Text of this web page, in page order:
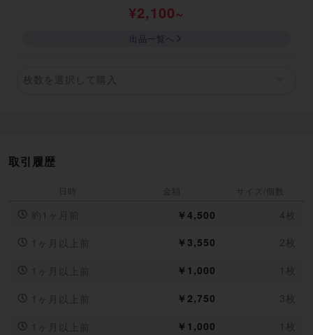
¥2,100~
出品一覧へ
枚数を選択して購入
取引履歴
日時 金額 サイズ/個数
約1ヶ月前 ￥4,500
4枚
1ヶ月以上前
￥3,550 2枚
1ヶ月以上前 ￥1,000 1枚
1ヶ月以上前 ￥2,750 3枚
1ヶ月以上前 ￥1,000 1枚